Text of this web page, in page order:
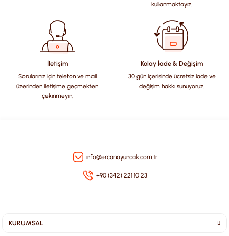
Ürün açıklamasında eksik bilgiler bulunuyor.
Ürün bilgilerinde hatalar bulunuyor.
Ürün fiyatı diğer sitelerden daha pahalı.
Bu ürüne benzer farklı alternatifler olmalı.
kullanmaktayız.
İletişim
Sorularınız için telefon ve mail
üzerinden iletişime geçmekten
çekinmeyin.
Kolay İade & Değişim
30 gün içerisinde ücretsiz iade ve
değişim hakkı sunuyoruz.
info@ercanoyuncak.com.tr
+90 (342) 221 10 23
KURUMSAL